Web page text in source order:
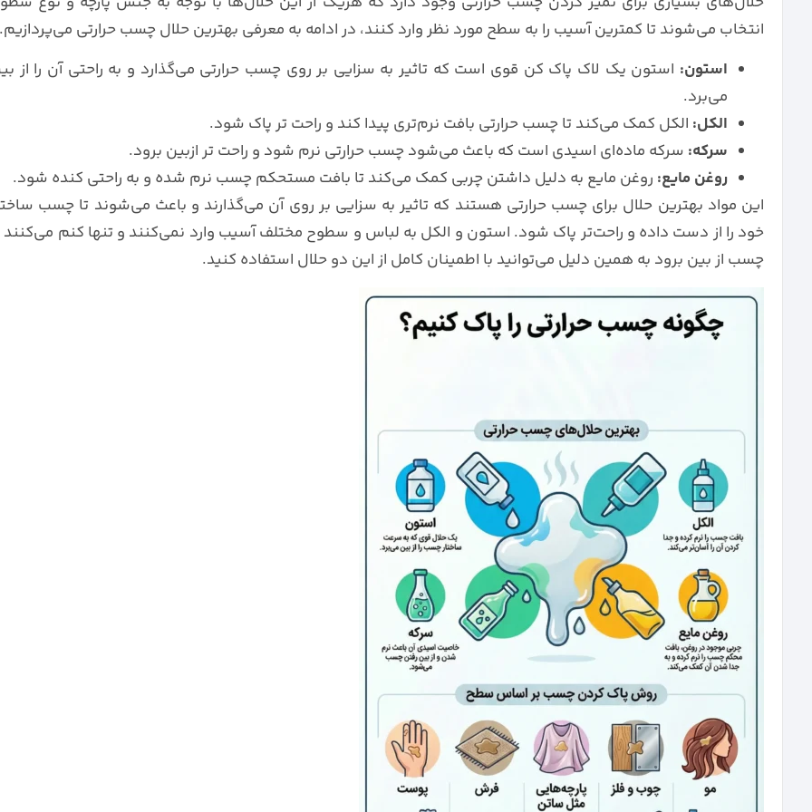
انتخاب می‌شوند تا کمترین آسیب را به سطح مورد نظر وارد کنند، در ادامه به معرفی بهترین حلال چسب حرارتی می‌پردازیم.
استون: استون یک لاک پاک کن قوی است که تاثیر به سزایی بر روی چسب حرارتی می‌گذارد و به راحتی آن را از
می‌برد.
الکل: الکل کمک می‌کند تا چسب حرارتی بافت نرم‌تری پیدا کند و راحت تر پاک شود.
سرکه: سرکه ماده‌ای اسیدی است که باعث می‌شود چسب حرارتی نرم شود و راحت تر ازبین برود.
روغن مایع: روغن مایع به دلیل داشتن چربی کمک می‌کند تا بافت مستحکم چسب نرم شده و به راحتی کنده شود.
این مواد بهترین حلال برای چسب حرارتی هستند که تاثیر به سزایی بر روی آن می‌گذارند و باعث می‌شوند تا چسب
خود را از دست داده و راحت‌تر پاک شود. استون و الکل به لباس و سطوح مختلف آسیب وارد نمی‌کنند و تنها کنم می‌کنند
چسب از بین برود به همین دلیل می‌توانید با اطمینان کامل از این دو حلال استفاده کنید.